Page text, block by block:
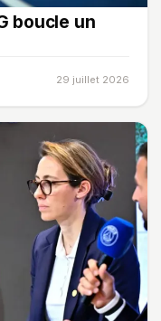
boucle un
29 juillet 2026